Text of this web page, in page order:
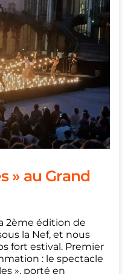
» au Grand
2ème édition de
la Nef, et nous
fort estival. Premier
: le spectacle
», porté en